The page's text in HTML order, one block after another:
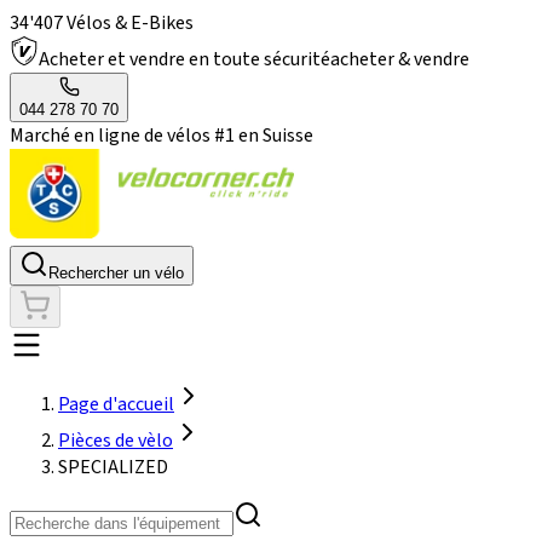
34'407 Vélos & E-Bikes
Acheter et vendre en toute sécuritéacheter & vendre
044 278 70 70
Marché en ligne de vélos #1 en Suisse
Rechercher un vélo
Page d'accueil
Pièces de vèlo
SPECIALIZED